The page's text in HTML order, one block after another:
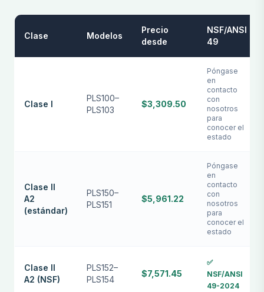
Clase Modelos
Precio
desde
NSF/ANSI
49
Clase I
PLS100–
PLS103
$3,309.50
Póngase
en
contacto
con
nosotros
para
conocer el
estado
Clase II
A2
(estándar)
PLS150–
PLS151
$5,961.22
Póngase
en
contacto
con
nosotros
para
conocer el
estado
Clase II
A2 (NSF)
PLS152–
PLS154
$7,571.45
✅
NSF/ANSI
49-2024